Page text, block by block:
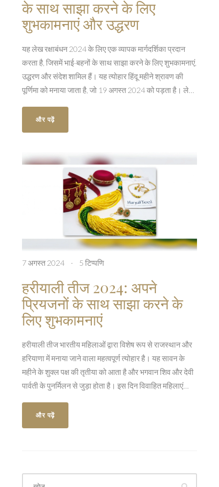
के साथ साझा करने के लिए
शुभकामनाएं और उद्धरण
यह लेख रक्षाबंधन 2024 के लिए एक व्यापक मार्गदर्शिका प्रदान
करता है, जिसमें भाई-बहनों के साथ साझा करने के लिए शुभकामनाएं,
उद्धरण और संदेश शामिल हैं। यह त्योहार हिंदू महीने श्रावण की
पूर्णिमा को मनाया जाता है, जो 19 अगस्त 2024 को पड़ता है। लेख
साझा किए जा सकते हैं।
और पढ़ें
7 अगस्त 2024 · 5 टिप्पणि
हरीयाली तीज 2024: अपने
प्रियजनों के साथ साझा करने के
लिए शुभकामनाएं
हरीयाली तीज भारतीय महिलाओं द्वारा विशेष रूप से राजस्थान और
हरियाणा में मनाया जाने वाला महत्वपूर्ण त्योहार है। यह सावन के
महीने के शुक्ल पक्ष की तृतीया को आता है और भगवान शिव और देवी
पार्वती के पुनर्मिलन से जुड़ा होता है। इस दिन विवाहित महिलाएं
लगाना, नये कपड़े पहनना, लोक नृत्य और गीत शामिल होते हैं।
और पढ़ें